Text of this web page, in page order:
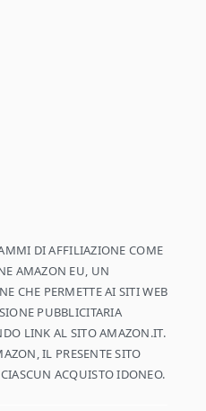
DI AFFILIAZIONE COME
AMAZON EU, UN
CHE PERMETTE AI SITI WEB
PUBBLICITARIA
LINK AL SITO AMAZON.IT.
IL PRESENTE SITO
ACQUISTO IDONEO.